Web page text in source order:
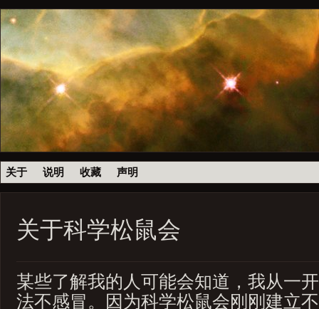
关于 说明 收藏 声明
关于科学松鼠会
某些了解我的人可能会知道，我从一
法不感冒。因为科学松鼠会刚刚建立